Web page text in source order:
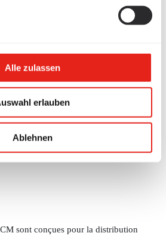
Alle zulassen
erlauben
Ablehnen
XCM en
630 A
sont conçues pour la distribution